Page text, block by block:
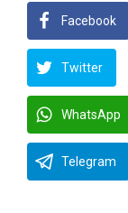
Facebook
Twitter
WhatsApp
Telegram